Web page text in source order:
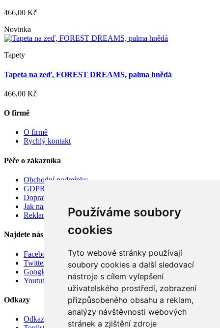
Používáme soubory
cookies
Tyto webové stránky používají
soubory cookies a další sledovací
nástroje s cílem vylepšení
uživatelského prostředí, zobrazení
přizpůsobeného obsahu a reklam,
analýzy návštěvnosti webových
stránek a zjištění zdroje
466,00 Kč
Novinka
Tapety
Tapeta na zeď, FOREST DREAMS, palma hnědá
466,00 Kč
O firmě
O firmě
Rychlý kontakt
Péče o zákazníka
Obchodní podmínky
GDPR
Doprava
Jak nakupovat
Reklamace
Najdete nás
Facebook
Twitter
Google
Youtube
Odkazy
Odkazy